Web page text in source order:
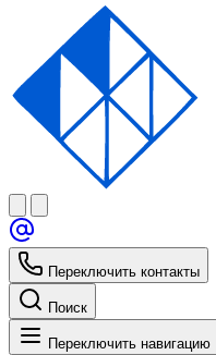
Переключить контакты
Поиск
Переключить навигацию